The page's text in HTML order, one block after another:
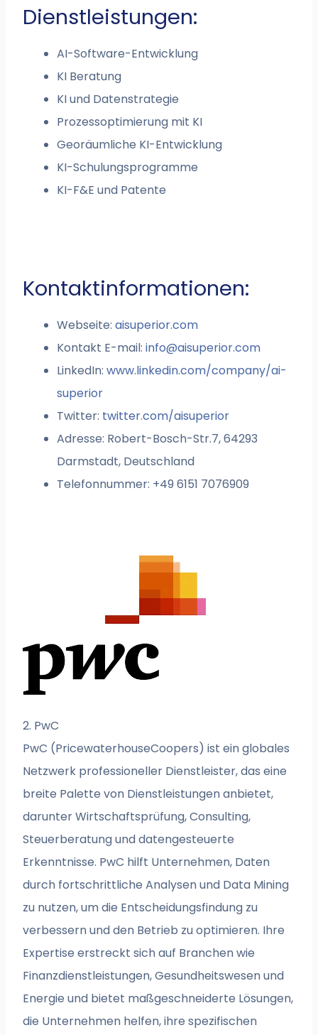
Dienstleistungen:
AI-Software-Entwicklung
KI Beratung
KI und Datenstrategie
Prozessoptimierung mit KI
Georäumliche KI-Entwicklung
KI-Schulungsprogramme
KI-F&E und Patente
Kontaktinformationen:
Webseite:aisuperior.com
Kontakt E-mail:info@aisuperior.com
LinkedIn:www.linkedin.com/company/ai-
superior
Twitter: twitter.com/aisuperior
Adresse: Robert-Bosch-Str.7, 64293
Darmstadt, Deutschland
Telefonnummer: +49 6151 7076909
2. PwC
PwC (PricewaterhouseCoopers) ist ein globales
Netzwerk professioneller Dienstleister, das eine
breite Palette von Dienstleistungen anbietet,
darunter Wirtschaftsprüfung, Consulting,
Steuerberatung und datengesteuerte
Erkenntnisse. PwC hilft Unternehmen, Daten
durch fortschrittliche Analysen und Data Mining
zu nutzen, um die Entscheidungsfindung zu
verbessern und den Betrieb zu optimieren. Ihre
Expertise erstreckt sich auf Branchen wie
Finanzdienstleistungen, Gesundheitswesen und
Energie und bietet maßgeschneiderte Lösungen,
die Unternehmen helfen, ihre spezifischen